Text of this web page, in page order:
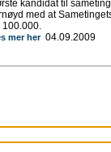
kandidat til
med at
100.000.
mer her04.09.2009